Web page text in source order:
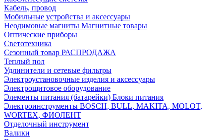
Кабель, провод
Мобильные устройства и аксессуары
Неодимовые магниты Магнитные товары
Оптические приборы
Светотехника
Сезонный товар РАСПРОДАЖА
Теплый пол
Удлинители и сетевые фильтры
Электроустановочные изделия и аксессуары
Электрощитовое оборудование
Элементы питания (батарейки) Блоки питания
Электроинструменты BOSCH, BULL, MAKITA, MOLOT,
WORTEX, ФИОЛЕНТ
Отделочный инструмент
Валики